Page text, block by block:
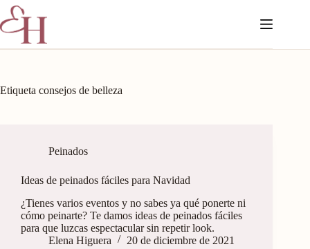
Etiqueta consejos de belleza
Peinados
Ideas de peinados fáciles para Navidad
¿Tienes varios eventos y no sabes ya qué ponerte ni
cómo peinarte? Te damos ideas de peinados fáciles
para que luzcas espectacular sin repetir look.
Elena Higuera
20 de diciembre de 2021